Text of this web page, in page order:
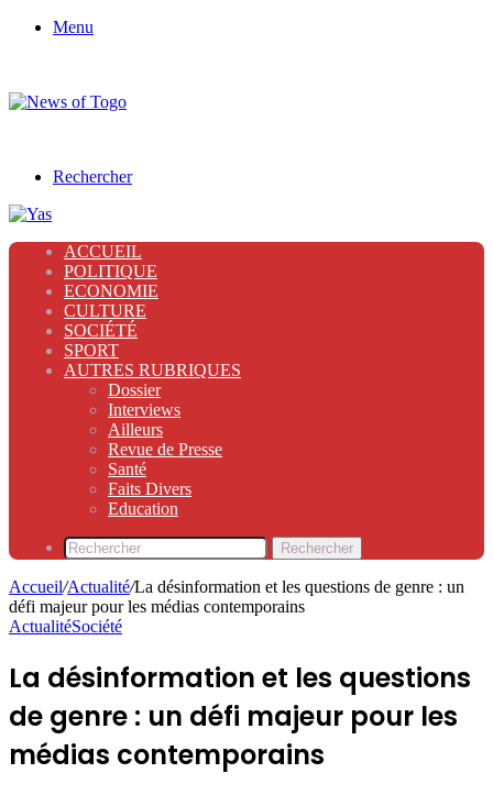
Menu
Rechercher
ACCUEIL
POLITIQUE
ECONOMIE
CULTURE
SOCIÉTÉ
SPORT
AUTRES RUBRIQUES
Dossier
Interviews
Ailleurs
Revue de Presse
Santé
Faits Divers
Education
Rechercher
Accueil/Actualité/La désinformation et les questions de genre : un
défi majeur pour les médias contemporains
ActualitéSociété
La désinformation et les questions
de genre : un défi majeur pour les
médias contemporains